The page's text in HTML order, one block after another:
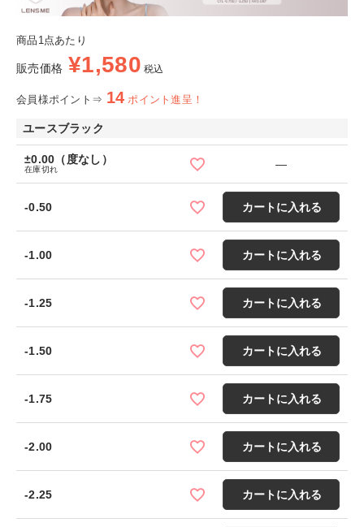
商品1点あたり
販売価格 ¥1,580 税込
会員様ポイント⇒ 14 ポイント進呈！
ユースブラック
±0.00（度なし）
在庫切れ —
-0.50 カートに入れる
-1.00 カートに入れる
-1.25 カートに入れる
-1.50 カートに入れる
-1.75 カートに入れる
-2.00 カートに入れる
-2.25 カートに入れる